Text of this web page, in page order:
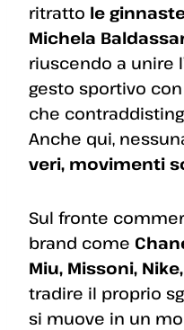
ritratto le
Michela
riuscendo a unire
gesto sportivo
che
Anche qui,
veri, movimenti
Sul fronte
brand come
Miu, Missoni,
tradire il proprio
si muove in un